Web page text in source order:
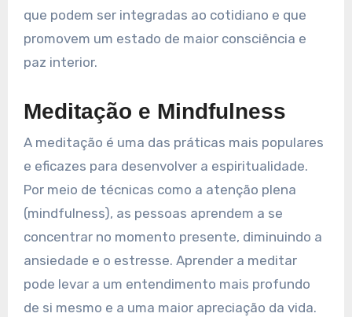
que podem ser integradas ao cotidiano e que
promovem um estado de maior consciência e
paz interior.
Meditação e Mindfulness
A meditação é uma das práticas mais populares
e eficazes para desenvolver a espiritualidade.
Por meio de técnicas como a atenção plena
(mindfulness), as pessoas aprendem a se
concentrar no momento presente, diminuindo a
ansiedade e o estresse. Aprender a meditar
pode levar a um entendimento mais profundo
de si mesmo e a uma maior apreciação da vida.